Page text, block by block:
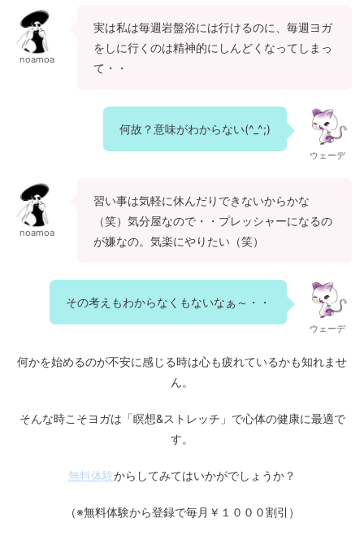
noamoa
実は私は毎週岩盤浴には行けるのに、毎週ヨガ
をしに行くのは精神的にしんどくなってしまっ
て・・
何故？意味がわからない(^_^;)
ウェーデ
noamoa
習い事は気軽に休んだりできないからかな
（笑）気分屋なので・・プレッシャーになるの
が嫌なの。気楽にやりたい（笑）
その考えもわからなくもないなぁ～・・
ウェーデ
何かを始めるのが不安に感じる時は心も疲れているかも知れませ
ん。
そんな時こそヨガは「瞑想&ストレッチ」で心体の健康に最適で
す。
無料体験からしてみてはいかがでしょうか？
（※無料体験から登録で毎月￥１０００割引）